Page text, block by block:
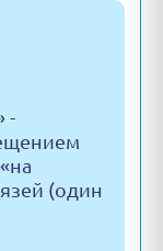
-
(один